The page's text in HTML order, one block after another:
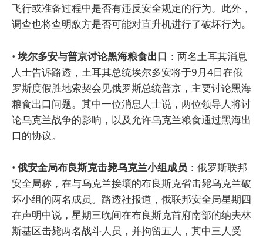
飞行或准备过程中是否有违反安全规定的行为。此外，
调查也将查明敌方是否可能对直升机进行了破坏行为。
• 埃尔多安与普京讨论黑海粮食出口 ：两名土耳其消息
人士告诉路透，土耳其总统埃尔多安将于9月4日在俄
罗斯度假胜地索契会见俄罗斯总统普京，主要讨论黑海
粮食出口问题。其中一位消息人士说，两位领导人将讨
论乌克兰战争的影响，以及允许乌克兰粮食通过黑海出
口的协议。
• 俄安全局布良斯克击毙乌克兰小组成员 ：俄罗斯联邦
安全局称，在与乌克兰接壤的布良斯克省击毙乌克兰破
坏小组的两名成员。路透社报道，俄联邦安全局星期四
在声明中说，星期三晚间在布良斯克首府南部的纳夫林
斯基区击毙两名战斗人员，并拘留五人，其中三人受